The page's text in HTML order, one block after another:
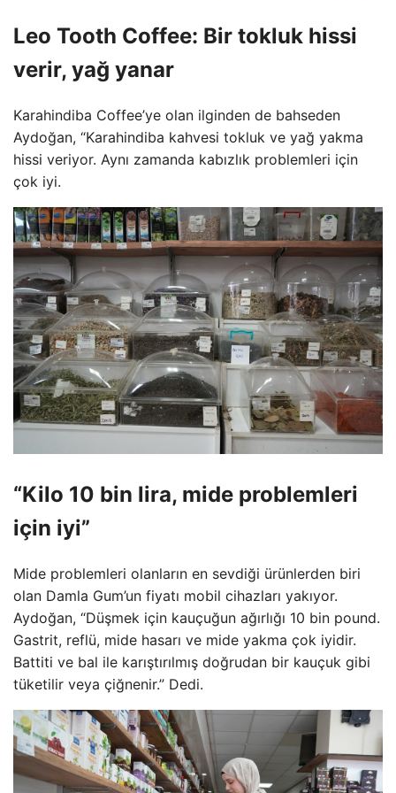
Leo Tooth Coffee: Bir tokluk hissi
verir, yağ yanar
Karahindiba Coffee’ye olan ilginden de bahseden
Aydoğan, “Karahindiba kahvesi tokluk ve yağ yakma
hissi veriyor. Aynı zamanda kabızlık problemleri için
çok iyi.
“Kilo 10 bin lira, mide problemleri
için iyi”
Mide problemleri olanların en sevdiği ürünlerden biri
olan Damla Gum’un fiyatı mobil cihazları yakıyor.
Aydoğan, “Düşmek için kauçuğun ağırlığı 10 bin pound.
Gastrit, reflü, mide hasarı ve mide yakma çok iyidir.
Battiti ve bal ile karıştırılmış doğrudan bir kauçuk gibi
tüketilir veya çiğnenir.” Dedi.